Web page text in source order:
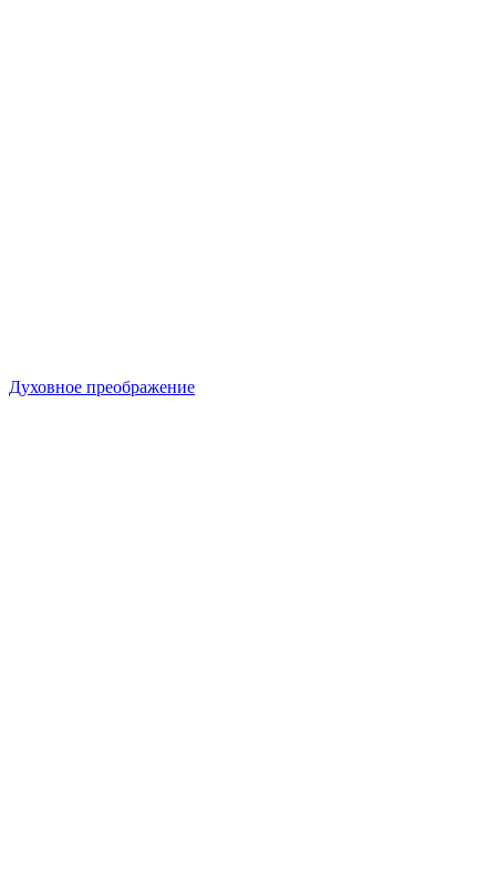
Духовное преображение